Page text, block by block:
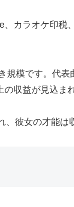
カラオケ印
模です。代
の収益が見込ま
彼女の才能